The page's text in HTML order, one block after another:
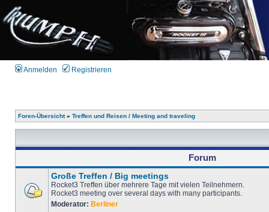
Anmelden Registrieren
Foren-Übersicht» Treffen und Reisen / Meeting and traveling
Forum
Große Treffen / Big meetings
Rocket3 Treffen über mehrere Tage mit vielen Teilnehmern.
Rocket3 meeting over several days with many participants.
Moderator: Berliner